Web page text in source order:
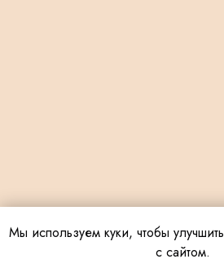
Мы используем куки, чтобы
с сайтом.